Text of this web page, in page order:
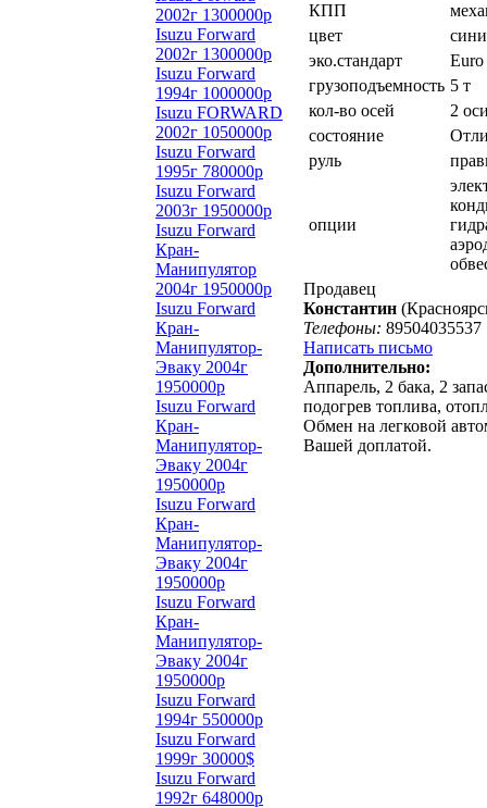
2002г 1300000р
Isuzu Forward
2002г 1300000р
Isuzu Forward
1994г 1000000р
Isuzu FORWARD
2002г 1050000р
Isuzu Forward
1995г 780000р
Isuzu Forward
2003г 1950000р
Isuzu Forward
Кран-
Манипулятор
2004г 1950000р
Isuzu Forward
Кран-
Манипулятор-
Эваку 2004г
1950000р
Isuzu Forward
Кран-
Манипулятор-
Эваку 2004г
1950000р
Isuzu Forward
Кран-
Манипулятор-
Эваку 2004г
1950000р
Isuzu Forward
Кран-
Манипулятор-
Эваку 2004г
1950000р
Isuzu Forward
1994г 550000р
Isuzu Forward
1999г 30000$
Isuzu Forward
1992г 648000р
КПП
цвет
эко.стандарт
грузоподъемность 5 т
кол-во осей
2
состояние
руль
опции
Продавец
Константин
Телефоны: 89504035537
Написать письмо
Дополнительно:
Аппарель, 2 бака, 2
подогрев топлива,
Обмен на легковой
Вашей доплатой.